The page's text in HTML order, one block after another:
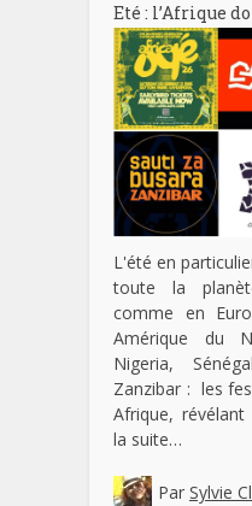
Eté : l’Afrique
L'été en
toute la
comme en
Amérique du
Nigeria,
Zanzibar : les
Afrique,
la suite…
Par Sylvie